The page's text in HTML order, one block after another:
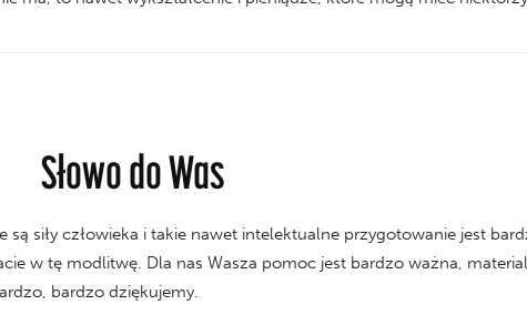
Słowo do Was
są siły człowieka i takie nawet intelektualne przygotowanie jest
w tę modlitwę. Dla nas Wasza pomoc jest bardzo ważna,
bardzo dziękujemy.